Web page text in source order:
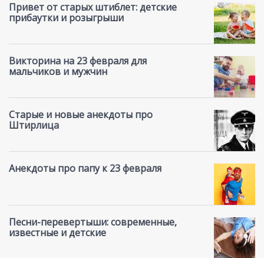
Привет от старых штиблет: детские
прибаутки и розыгрыши
Викторина на 23 февраля для
мальчиков и мужчин
Старые и новые анекдоты про
Штирлица
Анекдоты про папу к 23 февраля
Песни-перевертыши: современные,
известные и детские